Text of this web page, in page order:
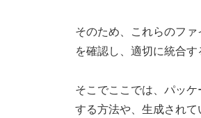
そのため、これらのフ
を確認し、適切に統合す
そこでここでは、パッ
する方法や、生成されて